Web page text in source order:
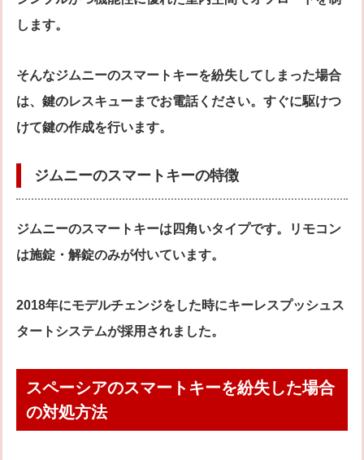
します。
そんなジムニーのスマートキーを紛失してしまった場合
は、鍵のレスキューまでお電話ください。すぐに駆けつ
けて鍵の作成を行います。
ジムニーのスマートキーの特徴
ジムニーのスマートキーは四角いタイプです。リモコン
は施錠・解錠のみが付いています。
2018年にモデルチェンジをした時にキーレスプッシュス
タートシステムが採用されました。
スペーシアのスマートキーを紛失した場合
の対処方法